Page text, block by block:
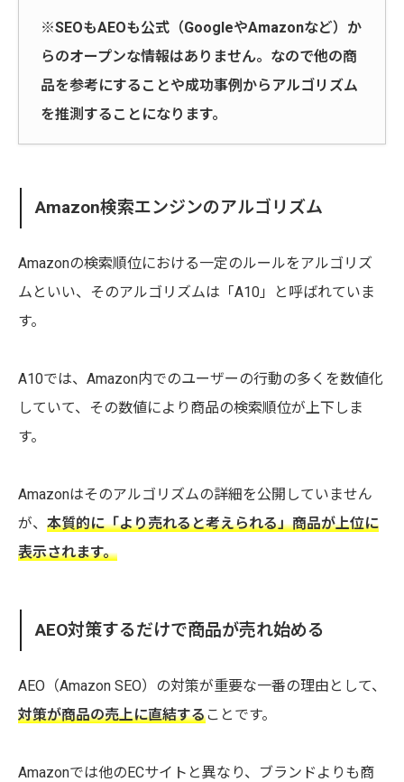
※SEOもAEOも公式（GoogleやAmazonなど）か
らのオープンな情報はありません。なので他の商
品を参考にすることや成功事例からアルゴリズム
を推測することになります。
Amazon検索エンジンのアルゴリズム
Amazonの検索順位における一定のルールをアルゴリズ
ムといい、そのアルゴリズムは「A10」と呼ばれていま
す。
A10では、Amazon内でのユーザーの行動の多くを数値化
していて、その数値により商品の検索順位が上下しま
す。
Amazonはそのアルゴリズムの詳細を公開していません
が、 本質的に「より売れると考えられる」商品が上位に
表示されます。
AEO対策するだけで商品が売れ始める
AEO（Amazon SEO）の対策が重要な一番の理由として、
対策が商品の売上に直結することです。
Amazonでは他のECサイトと異なり、ブランドよりも商